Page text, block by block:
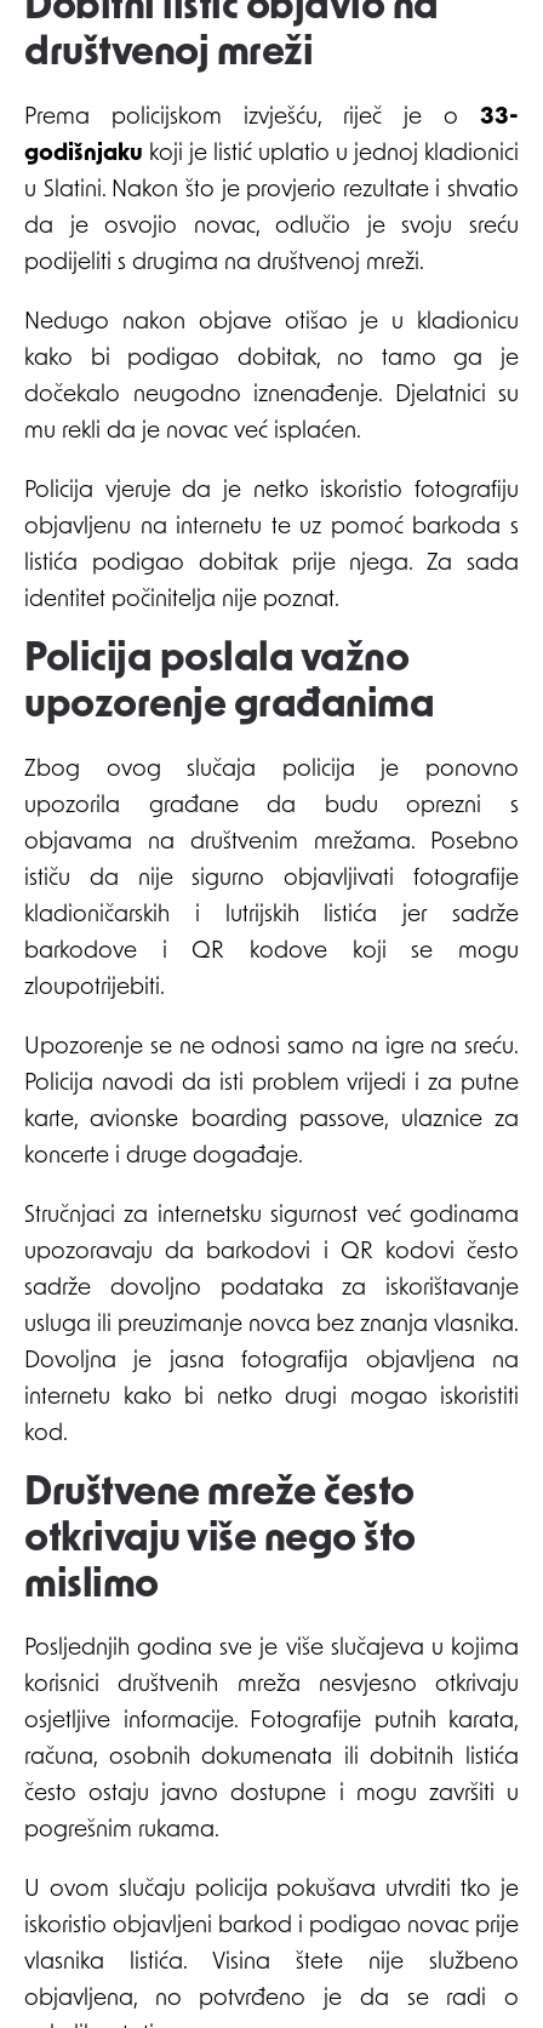
Dobitni listić objavio na
društvenoj mreži
Prema policijskom izvješću, riječ je o 33-
godišnjaku koji je listić uplatio u jednoj kladionici
u Slatini. Nakon što je provjerio rezultate i shvatio
da je osvojio novac, odlučio je svoju sreću
podijeliti s drugima na društvenoj mreži.
Nedugo nakon objave otišao je u kladionicu
kako bi podigao dobitak, no tamo ga je
dočekalo neugodno iznenađenje. Djelatnici su
mu rekli da je novac već isplaćen.
Policija vjeruje da je netko iskoristio fotografiju
objavljenu na internetu te uz pomoć barkoda s
listića podigao dobitak prije njega. Za sada
identitet počinitelja nije poznat.
Policija poslala važno
upozorenje građanima
Zbog ovog slučaja policija je ponovno
upozorila građane da budu oprezni s
objavama na društvenim mrežama. Posebno
ističu da nije sigurno objavljivati fotografije
kladioničarskih i lutrijskih listića jer sadrže
barkodove i QR kodove koji se mogu
zloupotrijebiti.
Upozorenje se ne odnosi samo na igre na sreću.
Policija navodi da isti problem vrijedi i za putne
karte, avionske boarding passove, ulaznice za
koncerte i druge događaje.
Stručnjaci za internetsku sigurnost već godinama
upozoravaju da barkodovi i QR kodovi često
sadrže dovoljno podataka za iskorištavanje
usluga ili preuzimanje novca bez znanja vlasnika.
Dovoljna je jasna fotografija objavljena na
internetu kako bi netko drugi mogao iskoristiti
kod.
Društvene mreže često
otkrivaju više nego što
mislimo
Posljednjih godina sve je više slučajeva u kojima
korisnici društvenih mreža nesvjesno otkrivaju
osjetljive informacije. Fotografije putnih karata,
računa, osobnih dokumenata ili dobitnih listića
često ostaju javno dostupne i mogu završiti u
pogrešnim rukama.
U ovom slučaju policija pokušava utvrditi tko je
iskoristio objavljeni barkod i podigao novac prije
vlasnika listića. Visina štete nije službeno
objavljena, no potvrđeno je da se radi o